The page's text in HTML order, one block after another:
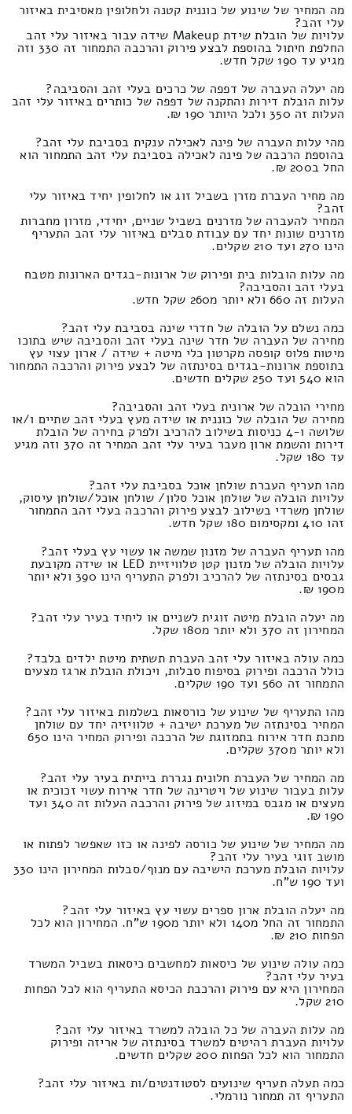
מה המחיר של שינוע של כוננית קטנה ולחלופין מאסיבית באיזור
עלי זהב?
עלויות של הובלת שידת Makeup שידה עבור באיזור עלי זהב
החלפת חיתול בהוספת לבצע פירוק והרכבה התמחור זה 330 וזה
מגיע עד 190 שקל חדש.
מה יעלה העברה של דפפה של כרכים בעלי זהב והסביבה?
עלות הובלת דירות והתקנה של דפפה של כותרים באיזור עלי זהב
העלות זה 350 ולכל היותר 190 ₪.
מהי עלות העברה של פינה לאכילה ענקית בסביבת עלי זהב?
בהוספת הרכבה של פינה לאכילה בסביבת עלי זהב התמחור הוא
החל ב200 ₪.
מה מחיר העברת מזרן בשביל זוג או לחלופין יחיד באיזור עלי
זהב?
המחיר להעברה של מזרנים בשביל שניים, יחידי, מזרון מחברות
מזרנים שונות יחד עם עבודת סבלים באיזור עלי זהב התעריף
הינו 270 ועד 210 שקלים.
מה עלות הובלות בית ופירוק של ארונות-בגדים הארונות מטבח
בעלי זהב והסביבה?
העלות זה 660 ולא יותר מ260 שקל חדש.
כמה נשלם על הובלה של חדרי שינה בסביבת עלי זהב?
מחירה של העברה של חדר שינה בעלי זהב והסביבה שיש בתוכו
מיטות פלוס קופסה מקרטון כלי מיטה + שידה / ארון עצוי עץ
בתוספת ארונות-בגדים בסינתזה של לבצע פירוק והרכבה התמחור
הוא 540 ועד 250 שקלים חדשים.
מחירי הובלה של ארונית בעלי זהב והסביבה?
מחירה של הובלה של כוננית או שידה מעץ בעלי זהב שתיים ו/או
שלושה ו-4 כניסות בשילוב להרכיב ולפרק בחירה של הובלת
דירות והשמת ארון מעבר בעיר עלי זהב המחיר זה 370 וזה מגיע
עד 180 שקל.
מהו תעריף העברת שולחן אוכל בסביבת עלי זהב?
עלויות הובלה של שולחן אוכל סלון/ שולחן אוכל/שולחן עיסוק,
שולחן משרדי בשילוב לבצע פירוק והרכבה בעלי זהב התמחור
זהו 410 ומקסימום 180 שקל חדש.
מהו תעריף העברה של מזנון שמשה או עשוי עץ בעלי זהב?
עלויות הובלה של מזנון קטן טלוויזיית LED או שידה מקובעת
גבסים בסינתזה של להרכיב ולפרק התעריף הינו 390 ולא יותר
מ190 ₪.
מה יעלה הובלת מיטה זוגית לשניים או ליחיד בעיר עלי זהב?
המחירון זה 370 ולא יותר מ180 שקל.
כמה עולה באיזור עלי זהב העברת תשתית מיטת ילדים בלבד?
כולל הרכבה ופירוק בסיפוח סבלות, ויכולת הובלת ארגז מצעים
התמחור זה 560 ועד 190 שקלים.
מהו התעריף של שינוע של כורסאות בשלמות באיזור עלי זהב?
המחיר בסינתזה של מערכת ישיבה + טלוויזיה יחד עם שולחן
מתכת חדר אירוח בתמזוגת של הרכבה ופירוק המחיר הינו 650
ולא יותר מ370 שקלים.
מה המחיר של העברת חלונית נגררת בייתית בעיר עלי זהב?
עלות בעבור שינוע של ויטרינה של חדר אירוח עשוי זכוכית או
מעצים או מגבס במיזוג של פירוק והרכבה העלות זה 340 ועד
190 ₪.
מה המחיר של שינוע של כורסה לפינה או כזו שאפשר לפתוח או
מושב זוגי בעיר עלי זהב?
עלויות הובלת מערכת הישיבה עם מנוף/סבלות המחירון הינו 330
ועד 190 ש"ח.
מה יעלה הובלת ארון ספרים עשוי עץ באיזור עלי זהב?
התמחור זה החל מ140 ולא יותר מ190 ש"ח. המחירון הוא לכל
הפחות 210 ₪.
כמה עולה שינוע של כיסאות למחשבים כיסאות בשביל המשרד
בעיר עלי זהב?
המחירון היא עם פירוק והרכבת הכיסא התעריף הוא לכל הפחות
210 שקל.
מה עלות העברה של כל הובלה למשרד באיזור עלי זהב?
עלויות העברת רהיטים למשרד בסינתזה של אריזה ופירוק
התמחור הוא לכל הפחות 200 שקלים חדשים.
כמה תעלה תעריף שינועים לסטודנטים/ות באיזור עלי זהב?
התעריף זה תמחור נורמלי.